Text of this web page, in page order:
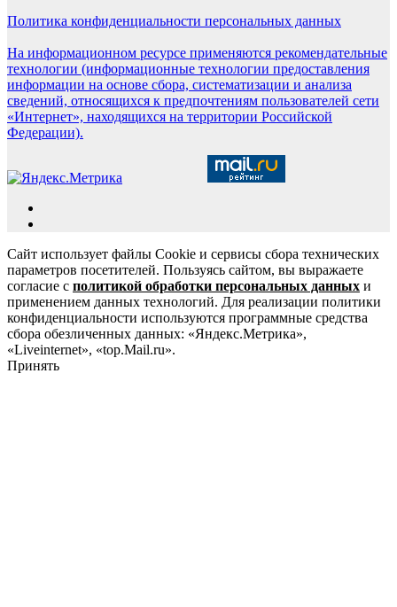
Политика конфиденциальности персональных данных
На информационном ресурсе применяются рекомендательные
технологии (информационные технологии предоставления
информации на основе сбора, систематизации и анализа
сведений, относящихся к предпочтениям пользователей сети
«Интернет», находящихся на территории Российской
Федерации).
Сайт использует файлы Cookie и сервисы сбора технических
параметров посетителей. Пользуясь сайтом, вы выражаете
согласие с политикой обработки персональных данных и
применением данных технологий. Для реализации политики
конфиденциальности используются программные средства
сбора обезличенных данных: «Яндекс.Метрика»,
«Liveinternet», «top.Mail.ru».
Принять